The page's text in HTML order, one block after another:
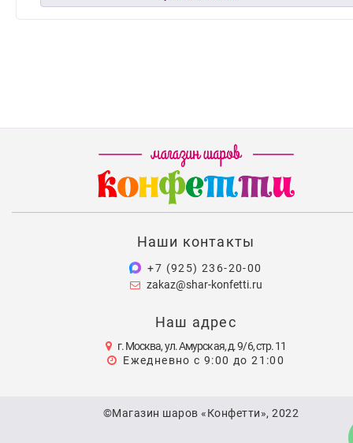
Наши контакты
+7 (925) 236-20-00
zakaz@shar-konfetti.ru
Наш адрес
г. Москва, ул. Амурская, д. 9/6, стр. 11
Ежедневно с 9:00 до 21:00
©Магазин шаров «Конфетти», 2022